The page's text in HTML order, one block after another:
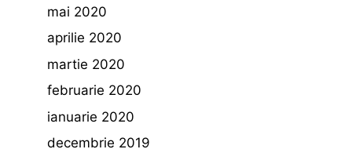
mai 2020
aprilie 2020
martie 2020
februarie 2020
ianuarie 2020
decembrie 2019